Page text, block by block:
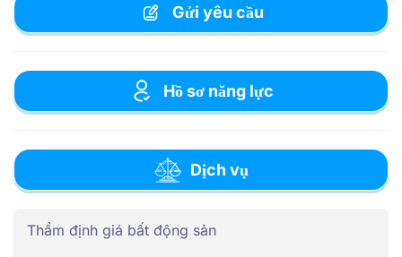
Gửi yêu cầu
Hồ sơ năng lực
Dịch vụ
Thẩm định giá bất động sản